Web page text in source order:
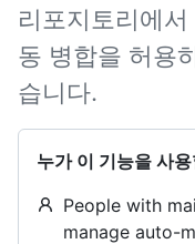
리포지토리에
동 병합을 허용
습니다.
누가 이 기능을 사
People with
manage auto-